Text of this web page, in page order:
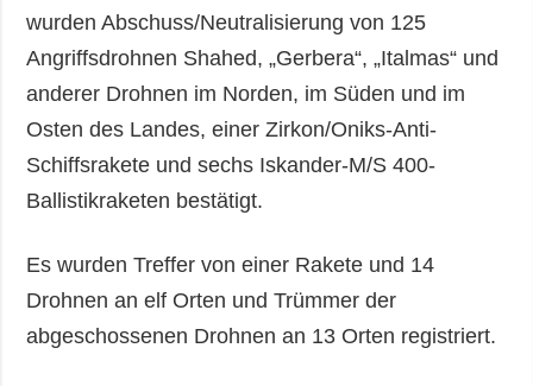
wurden Abschuss/Neutralisierung von 125
Angriffsdrohnen Shahed, „Gerbera“, „Italmas“ und
anderer Drohnen im Norden, im Süden und im
Osten des Landes, einer Zirkon/Oniks-Anti-
Schiffsrakete und sechs Iskander-M/S 400-
Ballistikraketen bestätigt.
Es wurden Treffer von einer Rakete und 14
Drohnen an elf Orten und Trümmer der
abgeschossenen Drohnen an 13 Orten registriert.